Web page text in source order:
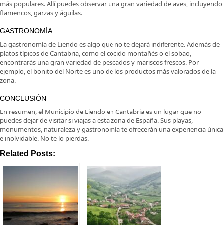
más populares. Allí puedes observar una gran variedad de aves, incluyendo
flamencos, garzas y águilas.
GASTRONOMÍA
La gastronomía de Liendo es algo que no te dejará indiferente. Además de
platos típicos de Cantabria, como el cocido montañés o el sobao,
encontrarás una gran variedad de pescados y mariscos frescos. Por
ejemplo, el bonito del Norte es uno de los productos más valorados de la
zona.
CONCLUSIÓN
En resumen, el Municipio de Liendo en Cantabria es un lugar que no
puedes dejar de visitar si viajas a esta zona de España. Sus playas,
monumentos, naturaleza y gastronomía te ofrecerán una experiencia única
e inolvidable. No te lo pierdas.
Related Posts: